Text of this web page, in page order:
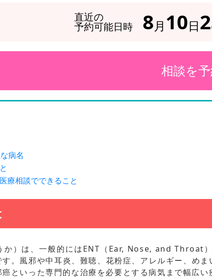
直近の
予約可能日時 8月 10日
相談を
病名
療相談でできること
か）は、一般的にはENT（Ear, Nose, and Throat
。風邪や中耳炎、難聴、花粉症、アレルギー、め
といった専門的な治療を必要とする病気まで幅広い